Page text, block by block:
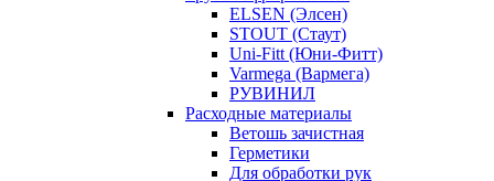
ELSEN (Элсен)
STOUT (Стаут)
Uni-Fitt (Юни-Фитт)
Varmega (Вармега)
РУВИНИЛ
Расходные материалы
Ветошь зачистная
Герметики
Для обработки рук